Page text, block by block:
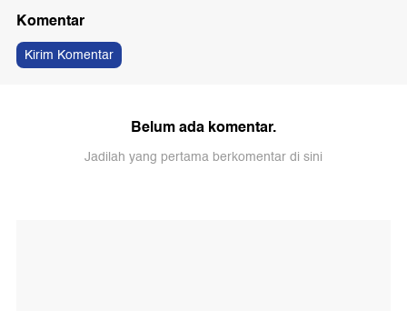
Komentar
Kirim Komentar
Belum ada komentar.
Jadilah yang pertama berkomentar di sini